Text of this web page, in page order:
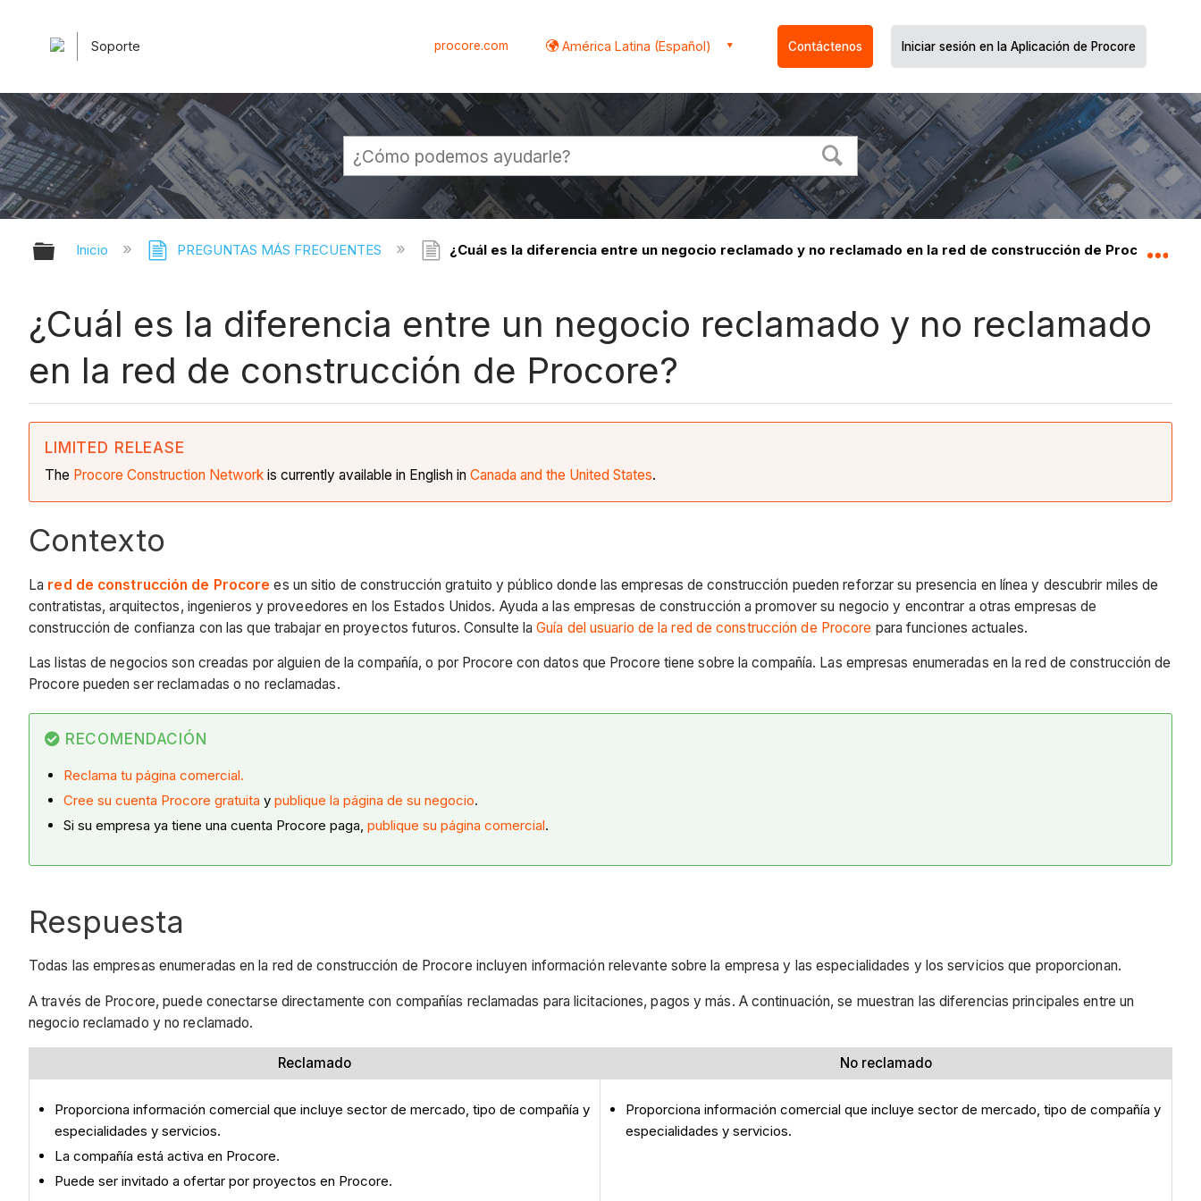
Soporte procore.com América Latina (Español) Contáctenos Iniciar sesión en la Aplicación de Procore
Expandir/contraer jerarquía global
Inicio PREGUNTAS MÁS FRECUENTES ¿Cuál es la diferencia entre un negocio reclamado y no reclamado en la red de construcción de Procore?
¿Cuál es la diferencia entre un negocio reclamado y no reclamado
en la red de construcción de Procore?
LIMITED RELEASE
The Procore Construction Network is currently available in English in Canada and the United States.
Contexto
La red de construcción de Procore es un sitio de construcción gratuito y público donde las empresas de construcción pueden reforzar su presencia en línea y descubrir miles de
contratistas, arquitectos, ingenieros y proveedores en los Estados Unidos. Ayuda a las empresas de construcción a promover su negocio y encontrar a otras empresas de
construcción de confianza con las que trabajar en proyectos futuros. Consulte laGuía del usuario de la red de construcción de Procore para funciones actuales.
Las listas de negocios son creadas por alguien de la compañía, o por Procore con datos que Procore tiene sobre la compañía. Las empresas enumeradas en la red de construcción de
Procore pueden ser reclamadas o no reclamadas.
RECOMENDACIÓN
Reclama tu página comercial.
Cree su cuenta Procore gratuita y publique la página de su negocio.
Si su empresa ya tiene una cuenta Procore paga, publique su página comercial.
Respuesta
Todas las empresas enumeradas en la red de construcción de Procore incluyen información relevante sobre la empresa y las especialidades y los servicios que proporcionan.
A través de Procore, puede conectarse directamente con compañías reclamadas para licitaciones, pagos y más. A continuación, se muestran las diferencias principales entre un
negocio reclamado y no reclamado.
Reclamado No reclamado
Proporciona información comercial que incluye sector de mercado, tipo de compañía y
especialidades y servicios.
La compañía está activa en Procore.
Puede ser invitado a ofertar por proyectos en Procore.
Proporciona información comercial que incluye sector de mercado, tipo de compañía y
especialidades y servicios.